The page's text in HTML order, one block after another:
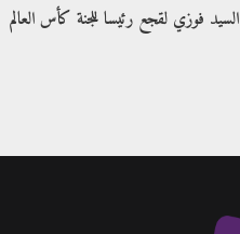
فوزي لقجع رئيسا للجنة كأس العالم